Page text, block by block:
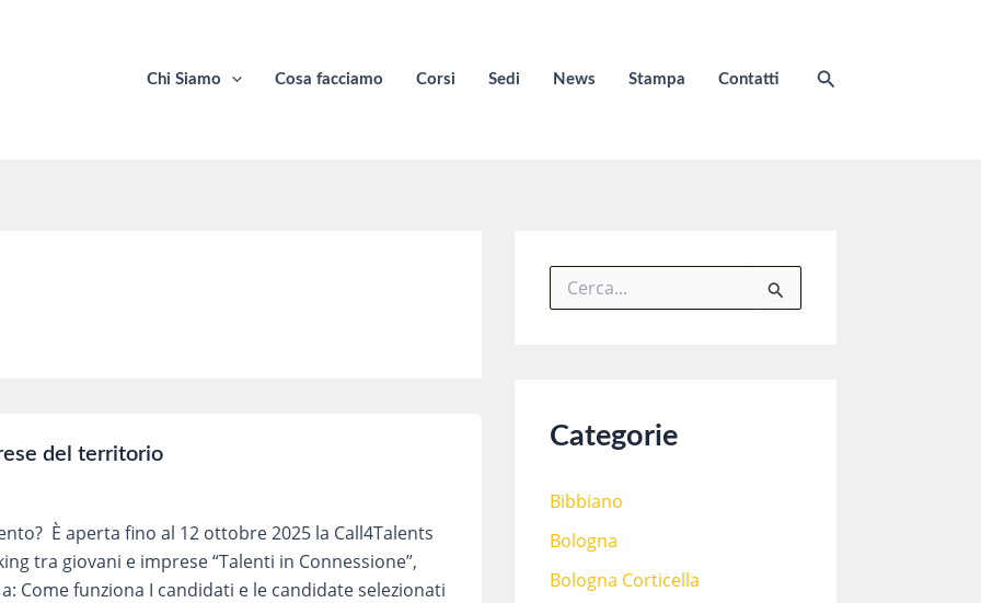
Chi Siamo Cosa facciamo Corsi Sedi News Stampa Contatti Cerca
del territorio
È aperta fino al 12 ottobre 2025 la Call4Talents
tra giovani e imprese “Talenti in Connessione”,
Come funziona I candidati e le candidate selezionati
C
Categorie
Bibbiano
Bologna
Bologna Corticella